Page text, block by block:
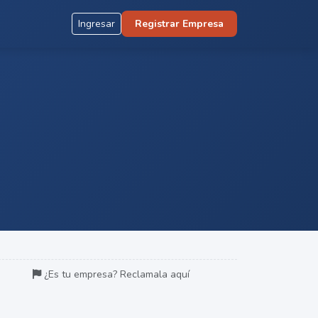
Ingresar Registrar Empresa
¿Es tu empresa? Reclamala aquí